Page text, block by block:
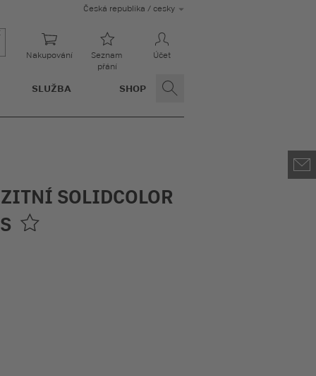
Česká republika / cesky
Nakupování
Seznam
přání
Účet
SLUŽBA SHOP
SOLIDCOLOR